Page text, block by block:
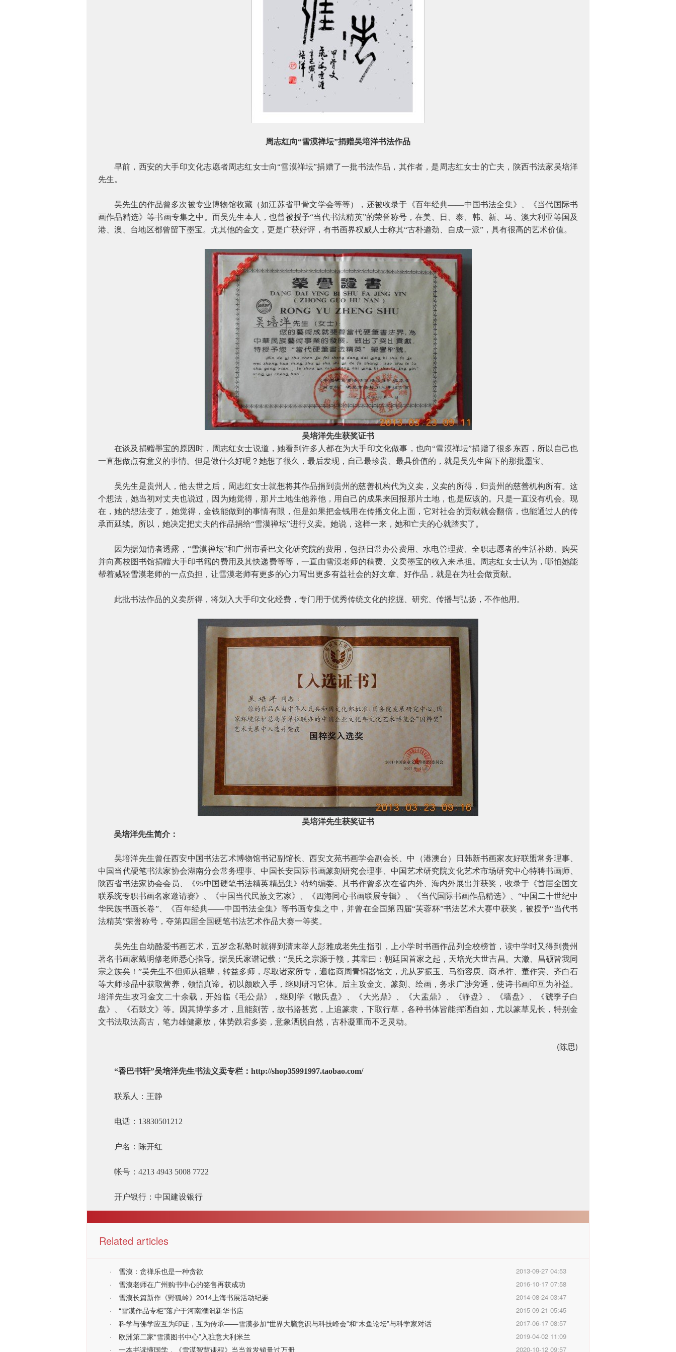
周志红向“雪漠禅坛”捐赠吴培洋书法作品
早前，西安的大手印文化志愿者周志红女士向“雪漠禅坛”捐赠了一批书法作品，其作者，是周志红女士的亡夫，陕西书法家吴培洋
先生。
吴先生的作品曾多次被专业博物馆收藏（如江苏省甲骨文学会等等），还被收录于《百年经典——中国书法全集》、《当代国际书
画作品精选》等书画专集之中。而吴先生本人，也曾被授予“当代书法精英”的荣誉称号，在美、日、泰、韩、新、马、澳大利亚等国及
港、澳、台地区都曾留下墨宝。尤其他的金文，更是广获好评，有书画界权威人士称其“古朴遒劲、自成一派”，具有很高的艺术价值。
吴培洋先生获奖证书
在谈及捐赠墨宝的原因时，周志红女士说道，她看到许多人都在为大手印文化做事，也向“雪漠禅坛”捐赠了很多东西，所以自己也
一直想做点有意义的事情。但是做什么好呢？她想了很久，最后发现，自己最珍贵、最具价值的，就是吴先生留下的那批墨宝。
吴先生是贵州人，他去世之后，周志红女士就想将其作品捐到贵州的慈善机构代为义卖，义卖的所得，归贵州的慈善机构所有。这
个想法，她当初对丈夫也说过，因为她觉得，那片土地生他养他，用自己的成果来回报那片土地，也是应该的。只是一直没有机会。现
在，她的想法变了，她觉得，金钱能做到的事情有限，但是如果把金钱用在传播文化上面，它对社会的贡献就会翻倍，也能通过人的传
承而延续。所以，她决定把丈夫的作品捐给“雪漠禅坛”进行义卖。她说，这样一来，她和亡夫的心就踏实了。
因为据知情者透露，“雪漠禅坛”和广州市香巴文化研究院的费用，包括日常办公费用、水电管理费、全职志愿者的生活补助、购买
并向高校图书馆捐赠大手印书籍的费用及其快递费等等，一直由雪漠老师的稿费、义卖墨宝的收入来承担。周志红女士认为，哪怕她能
帮着减轻雪漠老师的一点负担，让雪漠老师有更多的心力写出更多有益社会的好文章、好作品，就是在为社会做贡献。
此批书法作品的义卖所得，将划入大手印文化经费，专门用于优秀传统文化的挖掘、研究、传播与弘扬，不作他用。
吴培洋先生获奖证书
吴培洋先生简介：
吴培洋先生曾任西安中国书法艺术博物馆书记副馆长、西安文苑书画学会副会长、中（港澳台）日韩新书画家友好联盟常务理事、
中国当代硬笔书法家协会湖南分会常务理事、中国长安国际书画篆刻研究会理事、中国艺术研究院文化艺术市场研究中心特聘书画师、
陕西省书法家协会会员、《95中国硬笔书法精英精品集》特约编委。其书作曾多次在省内外、海内外展出并获奖，收录于《首届全国文
联系统专职书画名家邀请赛》、《中国当代民族文艺家》、《四海同心书画联展专辑》、《当代国际书画作品精选》、“中国二十世纪中
华民族书画长卷”、《百年经典——中国书法全集》等书画专集之中，并曾在全国第四届“芙蓉杯”书法艺术大赛中获奖，被授予“当代书
法精英”荣誉称号，夺第四届全国硬笔书法艺术作品大赛一等奖。
吴先生自幼酷爱书画艺术，五岁念私塾时就得到清末举人彭雅成老先生指引，上小学时书画作品列全校榜首，读中学时又得到贵州
著名书画家戴明修老师悉心指导。据吴氏家谱记载：“吴氏之宗源于赣，其辈曰：朝廷国首家之起，天培光大世吉昌。大澂、昌硕皆我同
宗之族矣！”吴先生不但师从祖辈，转益多师，尽取诸家所专，遍临商周青铜器铭文，尤从罗振玉、马衡容庚、商承祚、董作宾、齐白石
等大师珍品中获取营养，领悟真谛。初以颜欧入手，继则研习它体。后主攻金文、篆刻、绘画，务求广涉旁通，使诗书画印互为补益。
培洋先生攻习金文二十余载，开始临《毛公鼎》，继则学《散氏盘》、《大光鼎》、《大盂鼎》、《静盘》、《墙盘》、《虢季子白
盘》、《石鼓文》等。因其博学多才，且能刻苦，故书路甚宽，上追篆隶，下取行草，各种书体皆能挥洒自如，尤以篆草见长，特别金
文书法取法高古，笔力雄健豪放，体势跌宕多姿，意象洒脱自然，古朴凝重而不乏灵动。
(陈思)
“香巴书轩”吴培洋先生书法义卖专栏： http://shop35991997.taobao.com/
联系人：王静
电话：13830501212
户名：陈开红
帐号：4213 4943 5008 7722
开户银行：中国建设银行
Related articles
· 雪漠：贪禅乐也是一种贪欲 2013-09-27 04:53
· 雪漠老师在广州购书中心的签售再获成功 2016-10-17 07:58
· 雪漠长篇新作《野狐岭》2014上海书展活动纪要 2014-08-24 03:47
· “雪漠作品专柜”落户于河南濮阳新华书店 2015-09-21 05:45
· 科学与佛学应互为印证，互为传承——雪漠参加“世界大脑意识与科技峰会”和“木鱼论坛”与科学家对话 2017-06-17 08:57
· 欧洲第二家“雪漠图书中心”入驻意大利米兰 2019-04-02 11:09
· 一本书读懂国学，《雪漠智慧课程》当当首发销量过万册 2020-10-12 09:57